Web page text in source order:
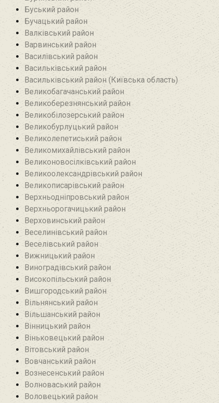
Буський район‎
Бучацький район
Валківський район
Варвинський район
Василівський район
Васильківський район
Васильківський район (Київська область)
Великобагачанський район
Великоберезнянський район
Великобілозерський район‎
Великобурлуцький район
Великолепетиський район
Великомихайлівський район‎
Великоновосілківський район‎
Великоолександрівський район
Великописарівський район
Верхньодніпровський район
Верхньорогачицький район
Верховинський район
Веселинівський район‎
Веселівський район‎
Вижницький район
Виноградівський район
Високопільський район
Вишгородський район
Вільнянський район‎
Вільшанський район
Вінницький район
Віньковецький район
Вітовський район
Вовчанський район
Вознесенський район
Волноваський район
Воловецький район